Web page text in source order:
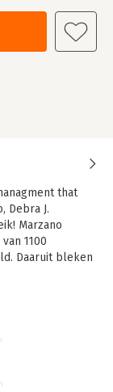
that
Debra J.
Marzano
1100
Daaruit bleken
van de leraar.
elke leraar
maken. Uit
leraren
tonen,